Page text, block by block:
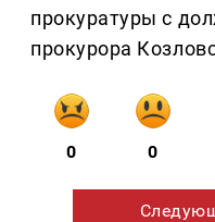
прокуратуры с
прокурора
0 0